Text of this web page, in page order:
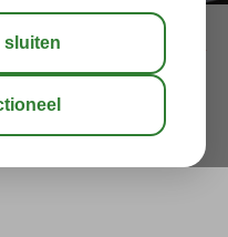
rustzoeker